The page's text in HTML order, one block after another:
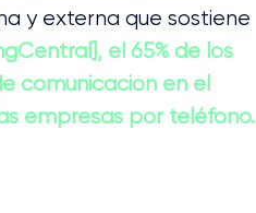
y externa que sostiene
el 65% de los
comunicación en el
empresas por teléfono.